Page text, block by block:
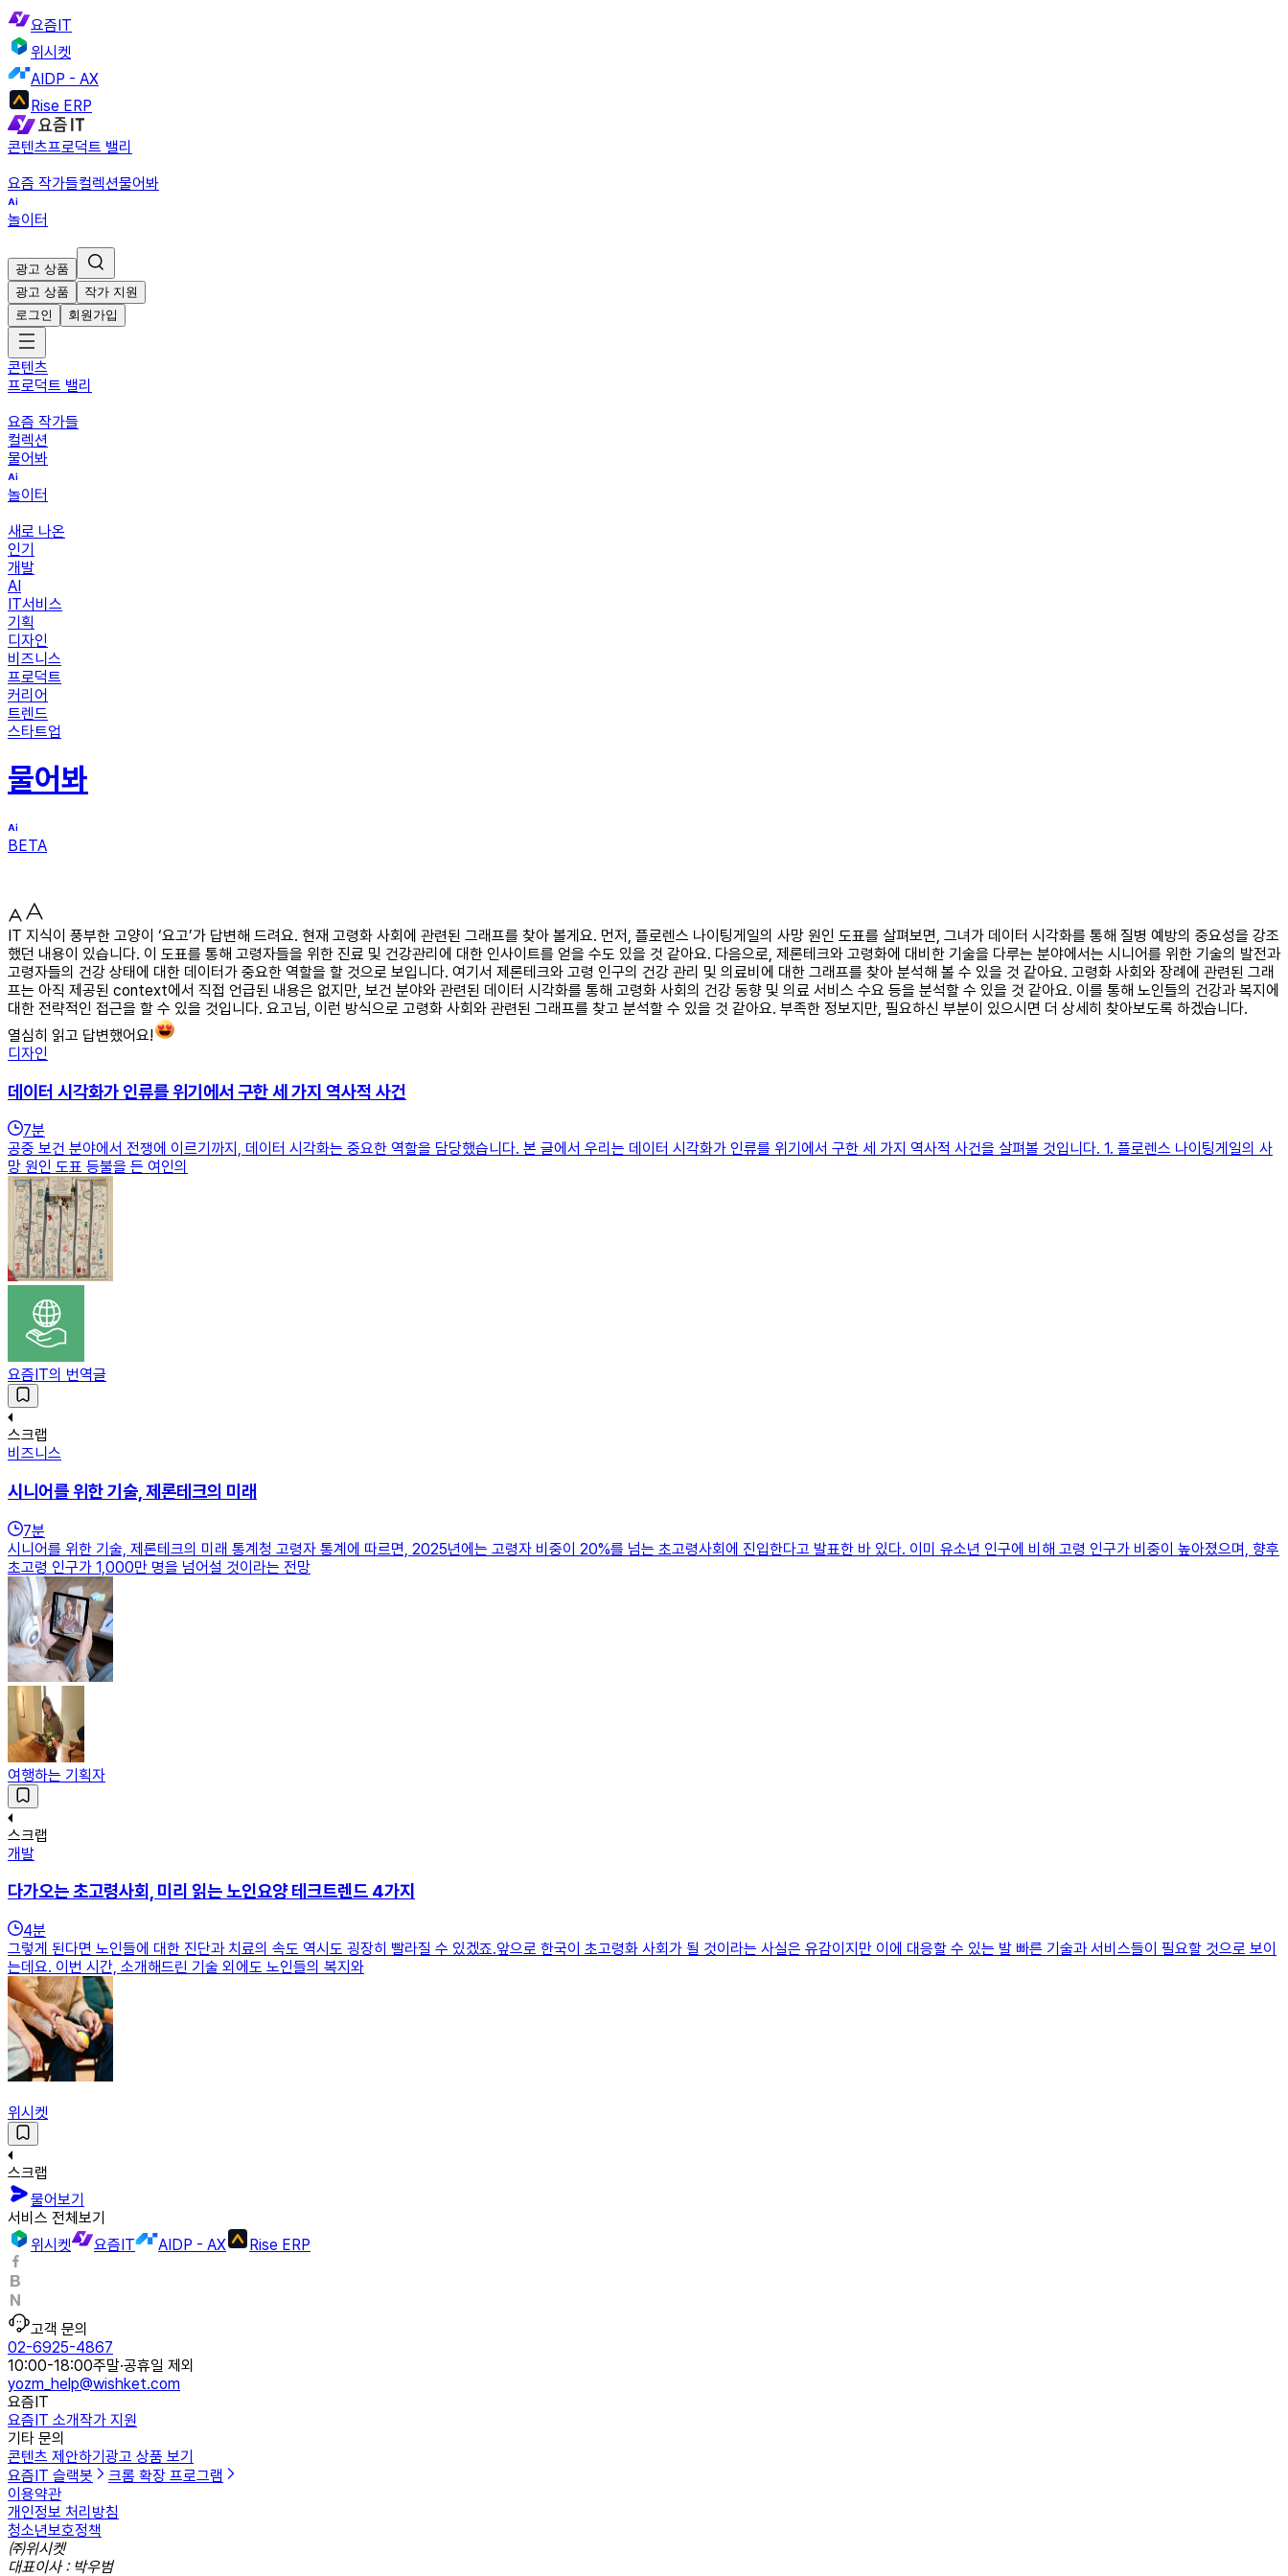
요즘IT
위시켓
AIDP - AX
Rise ERP
콘텐츠프로덕트 밸리
요즘 작가들컬렉션물어봐
놀이터
광고 상품
광고 상품
작가 지원
로그인
회원가입
콘텐츠
프로덕트 밸리
요즘 작가들
컬렉션
물어봐
놀이터
새로 나온
인기
개발
AI
IT서비스
기획
디자인
비즈니스
프로덕트
커리어
트렌드
스타트업
물어봐
BETA
IT 지식이 풍부한 고양이 ‘요고’가 답변해 드려요. 현재 고령화 사회에 관련된 그래프를 찾아 볼게요. 먼저, 플로렌스 나이팅게일의 사망 원인 도표를 살펴보면, 그녀가 데이터 시각화를 통해 질병 예방의 중요성을 강조
했던 내용이 있습니다. 이 도표를 통해 고령자들을 위한 진료 및 건강관리에 대한 인사이트를 얻을 수도 있을 것 같아요. 다음으로, 제론테크와 고령화에 대비한 기술을 다루는 분야에서는 시니어를 위한 기술의 발전과
고령자들의 건강 상태에 대한 데이터가 중요한 역할을 할 것으로 보입니다. 여기서 제론테크와 고령 인구의 건강 관리 및 의료비에 대한 그래프를 찾아 분석해 볼 수 있을 것 같아요. 고령화 사회와 장례에 관련된 그래
프는 아직 제공된 context에서 직접 언급된 내용은 없지만, 보건 분야와 관련된 데이터 시각화를 통해 고령화 사회의 건강 동향 및 의료 서비스 수요 등을 분석할 수 있을 것 같아요. 이를 통해 노인들의 건강과 복지에
대한 전략적인 접근을 할 수 있을 것입니다. 요고님, 이런 방식으로 고령화 사회와 관련된 그래프를 찾고 분석할 수 있을 것 같아요. 부족한 정보지만, 필요하신 부분이 있으시면 더 상세히 찾아보도록 하겠습니다.
열심히 읽고 답변했어요!
디자인
데이터 시각화가 인류를 위기에서 구한 세 가지 역사적 사건
7분
공중 보건 분야에서 전쟁에 이르기까지, 데이터 시각화는 중요한 역할을 담당했습니다. 본 글에서 우리는 데이터 시각화가 인류를 위기에서 구한 세 가지 역사적 사건을 살펴볼 것입니다. 1. 플로렌스 나이팅게일의 사
망 원인 도표 등불을 든 여인의
요즘IT의 번역글
스크랩
비즈니스
시니어를 위한 기술, 제론테크의 미래
7분
시니어를 위한 기술, 제론테크의 미래 통계청 고령자 통계에 따르면, 2025년에는 고령자 비중이 20%를 넘는 초고령사회에 진입한다고 발표한 바 있다. 이미 유소년 인구에 비해 고령 인구가 비중이 높아졌으며, 향후
초고령 인구가 1,000만 명을 넘어설 것이라는 전망
여행하는 기획자
스크랩
개발
다가오는 초고령사회, 미리 읽는 노인요양 테크트렌드 4가지
4분
그렇게 된다면 노인들에 대한 진단과 치료의 속도 역시도 굉장히 빨라질 수 있겠죠.앞으로 한국이 초고령화 사회가 될 것이라는 사실은 유감이지만 이에 대응할 수 있는 발 빠른 기술과 서비스들이 필요할 것으로 보이
는데요. 이번 시간, 소개해드린 기술 외에도 노인들의 복지와
위시켓
스크랩
물어보기
서비스 전체보기
위시켓
요즘IT AIDP - AX Rise ERP
고객 문의
02-6925-4867
10:00-18:00주말·공휴일 제외
yozm_help@wishket.com
요즘IT
요즘IT 소개작가 지원
기타 문의
콘텐츠 제안하기 광고 상품 보기
요즘IT 슬랙봇
크롬 확장 프로그램
이용약관
개인정보 처리방침
청소년보호정책
㈜위시켓
대표이사 : 박우범